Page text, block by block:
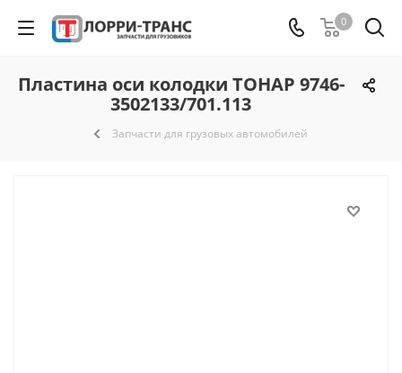
0
Пластина оси колодки ТОНАР 9746-
3502133/701.113
Запчасти для грузовых автомобилей